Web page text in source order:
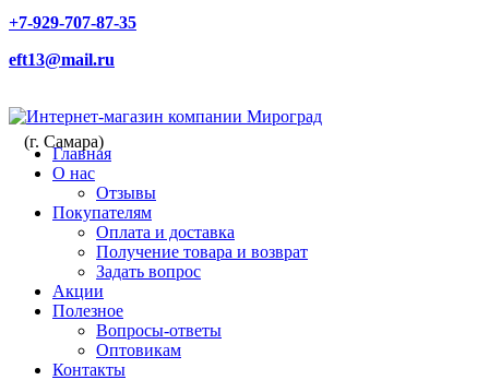
+7-929-707-87-35
eft13@mail.ru
(г. Самара)
Главная
О нас
Отзывы
Покупателям
Оплата и доставка
Получение товара и возврат
Задать вопрос
Акции
Полезное
Вопросы-ответы
Оптовикам
Контакты